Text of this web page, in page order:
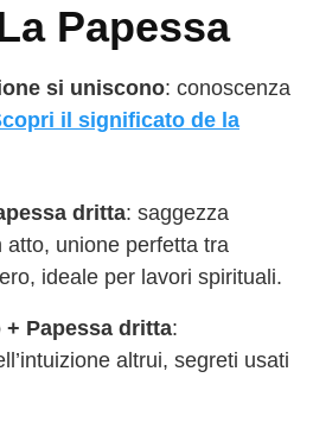
Papessa
si uniscono: conoscenza
il significato de la
dritta: saggezza
atto, unione perfetta tra
ideale per lavori spirituali.
Papessa dritta:
altrui, segreti usati